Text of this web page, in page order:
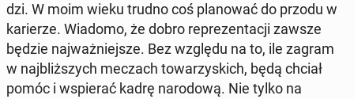
dzi. W moim wieku trudno coś pla­no­wać do przodu w
ka­rie­rze. Wiadomo, że dobro re­pre­zen­ta­cji zawsze
będzie naj­waż­niej­sze. Bez względu na to, ile zagram
w naj­bliż­szych meczach to­wa­rzy­skich, będą chciał
pomóc i wspie­rać kadrę na­ro­do­wą. Nie tylko na